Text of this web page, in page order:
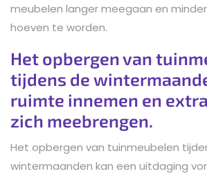
meubelen langer meegaan en
hoeven te worden.
Het opbergen van
tijdens de
ruimte innemen en
zich meebrengen.
Het opbergen van tuinmeubelen
wintermaanden kan een uitdaging